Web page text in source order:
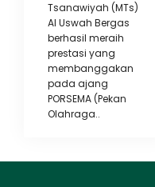
Tsanawiyah (MTs)
Al Uswah Bergas
berhasil meraih
prestasi yang
membanggakan
pada ajang
PORSEMA (Pekan
Olahraga..